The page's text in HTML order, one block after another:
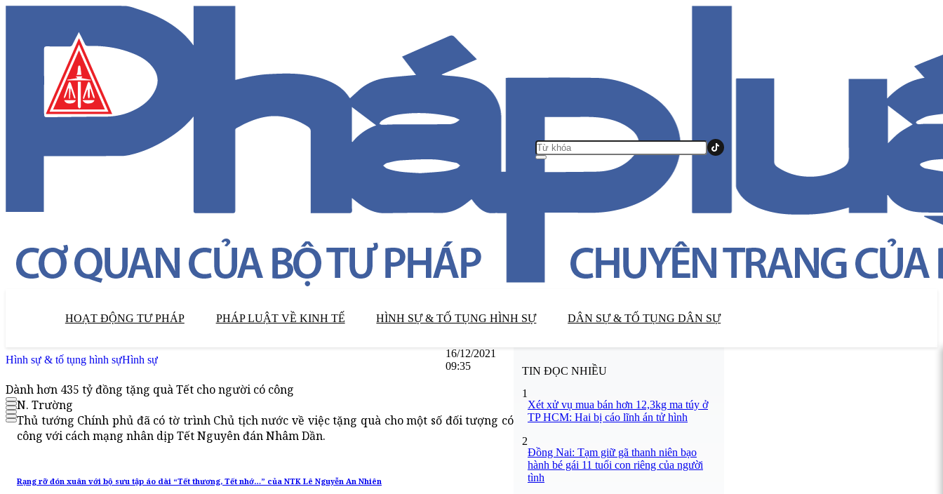
HOẠT ĐỘNG TƯ PHÁP PHÁP LUẬT VỀ KINH TẾ HÌNH SỰ & TỐ TỤNG HÌNH SỰ DÂN SỰ & TỐ TỤNG DÂN SỰ
Hình sự & tố tụng hình sựHình sự
16/12/2021
09:35
Dành hơn 435 tỷ đồng tặng quà Tết cho người có công
N. Trường
Thủ tướng Chính phủ đã có tờ trình Chủ tịch nước về việc tặng quà cho một số đối tượng có
công với cách mạng nhân dịp Tết Nguyên đán Nhâm Dần.
Rạng rỡ đón xuân với bộ sưu tập áo dài “Tết thương, Tết nhớ…” của NTK Lê Nguyễn An Nhiên
TIN ĐỌC NHIỀU
1
Xét xử vụ mua bán hơn 12,3kg ma túy ở
TP HCM: Hai bị cáo lĩnh án tử hình
2
Đồng Nai: Tạm giữ gã thanh niên bạo
hành bé gái 11 tuổi con riêng của người
tình